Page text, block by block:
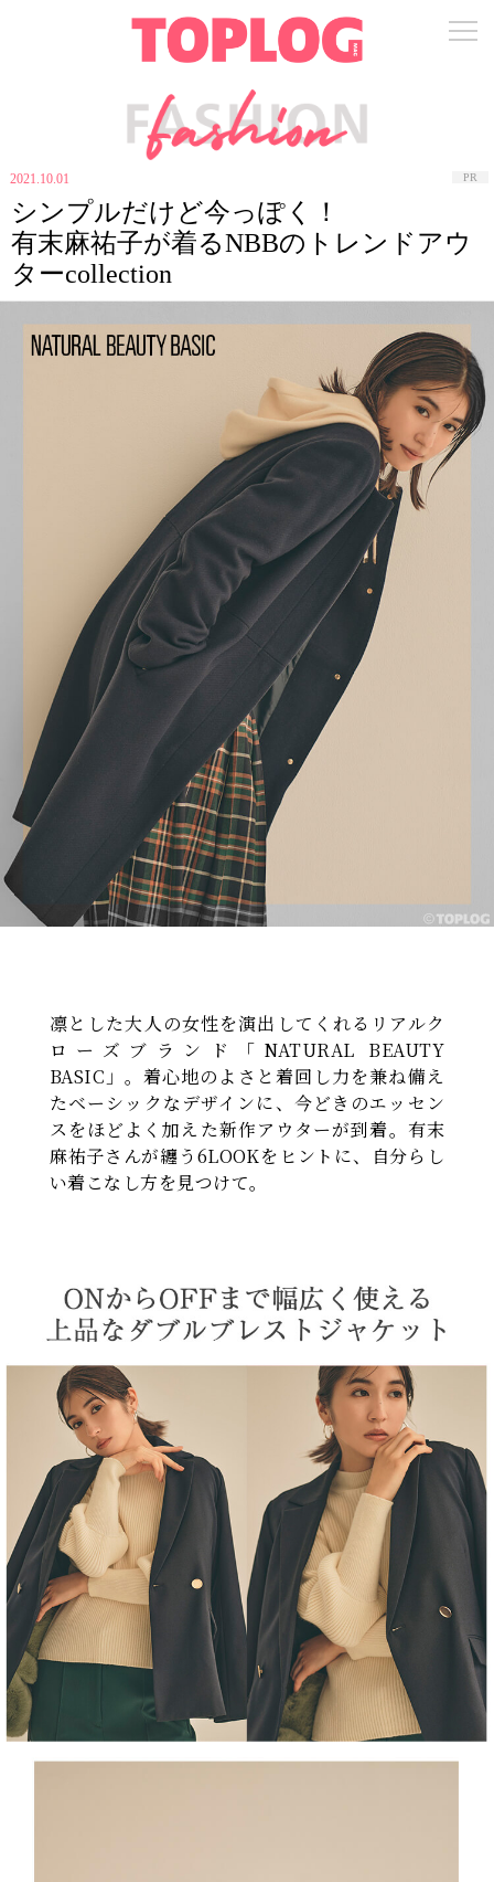
2021.10.01 PR
シンプルだけど今っぽく！
有末麻祐子が着るNBBのトレンドアウ
ターcollection
凛とした大人の女性を演出してくれるリアルク
ローズブランド「NATURAL BEAUTY
BASIC」。着心地のよさと着回し力を兼ね備え
たベーシックなデザインに、今どきのエッセン
スをほどよく加えた新作アウターが到着。有末
麻祐子さんが纏う6LOOKをヒントに、自分らし
い着こなし方を見つけて。